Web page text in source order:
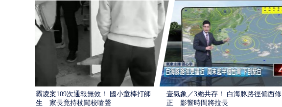
霸凌案109次通報無效！ 國小童棒打師
生 家長竟持杖闖校嗆聲
壹氣象／3颱共存！ 白海豚路徑偏西修
正 影響時間將拉長